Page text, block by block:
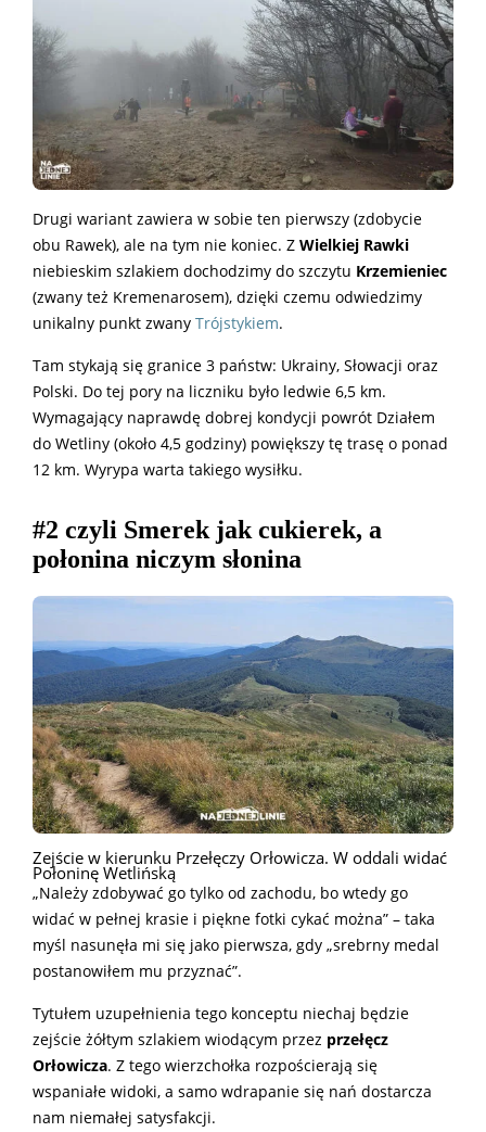
Drugi wariant zawiera w sobie ten pierwszy (zdobycie
obu Rawek), ale na tym nie koniec. Z Wielkiej Rawki
niebieskim szlakiem dochodzimy do szczytu Krzemieniec
(zwany też Kremenarosem), dzięki czemu odwiedzimy
unikalny punkt zwany Trójstykiem.
Tam stykają się granice 3 państw: Ukrainy, Słowacji oraz
Polski. Do tej pory na liczniku było ledwie 6,5 km.
Wymagający naprawdę dobrej kondycji powrót Działem
do Wetliny (około 4,5 godziny) powiększy tę trasę o ponad
12 km. Wyrypa warta takiego wysiłku.
#2 czyli Smerek jak cukierek, a
połonina niczym słonina
Zejście w kierunku Przełęczy Orłowicza. W oddali widać
Połoninę Wetlińską
„Należy zdobywać go tylko od zachodu, bo wtedy go
widać w pełnej krasie i piękne fotki cykać można” – taka
myśl nasunęła mi się jako pierwsza, gdy „srebrny medal
postanowiłem mu przyznać”.
Tytułem uzupełnienia tego konceptu niechaj będzie
zejście żółtym szlakiem wiodącym przez przełęcz
Orłowicza. Z tego wierzchołka rozpościerają się
wspaniałe widoki, a samo wdrapanie się nań dostarcza
nam niemałej satysfakcji.